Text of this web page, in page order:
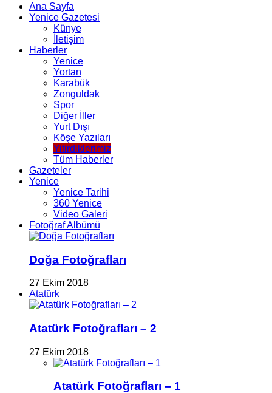
Ana Sayfa
Yenice Gazetesi
Künye
İletişim
Haberler
Yenice
Yortan
Karabük
Zonguldak
Spor
Diğer İller
Yurt Dışı
Köşe Yazıları
Yitirdiklerimiz
Tüm Haberler
Gazeteler
Yenice
Yenice Tarihi
360 Yenice
Video Galeri
Fotoğraf Albümü
Doğa Fotoğrafları
27 Ekim 2018
Atatürk
Atatürk Fotoğrafları – 2
27 Ekim 2018
Atatürk Fotoğrafları – 1